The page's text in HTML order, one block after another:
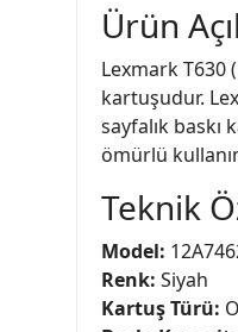
Ürün
Lexmark T630
kartuşudur.
sayfalık baskı
ömürlü
Teknik
Model:
Renk: Siyah
Kartuş Türü: